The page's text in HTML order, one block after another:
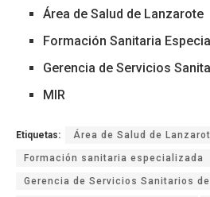
Área de Salud de Lanzarote
Formación Sanitaria
Gerencia de Servicios
MIR
Etiquetas: Área de Salud de
Formación sanitaria especializada
Gerencia de Servicios Sanitarios